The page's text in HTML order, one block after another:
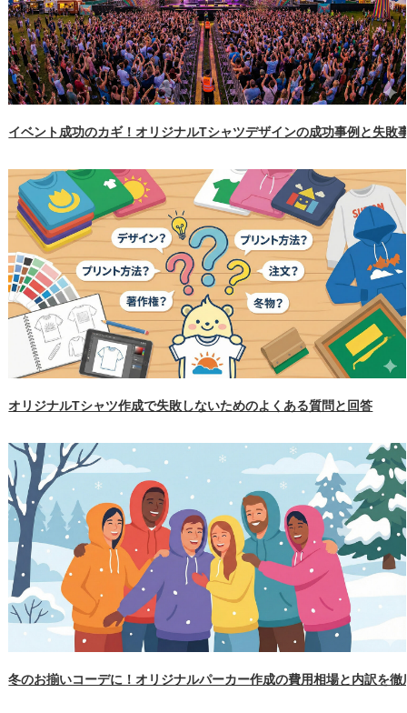
イベント成功のカギ！オリジナルTシャツデザインの成功事例と失敗
オリジナルTシャツ作成で失敗しないためのよくある質問と回答
冬のお揃いコーデに！オリジナルパーカー作成の費用相場と内訳を徹